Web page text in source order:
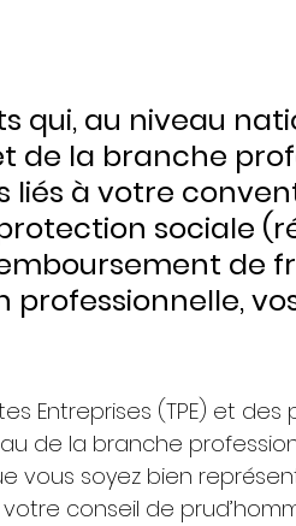
qui, au niveau
de la branche
liés à votre
sociale
de
Entreprises (TPE) et des
de la branche
vous soyez bien
conseil de